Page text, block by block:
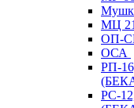
МЦ
ОП-
ОСА
РП-
РС-